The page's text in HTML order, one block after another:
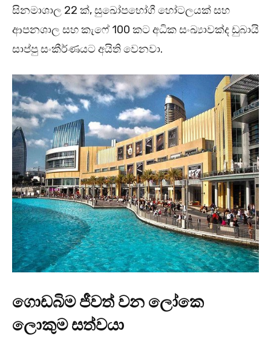
සිනමාශාල 22 ක්, සුඛෝපභෝගී හෝටලයක් සහ
ආපනශාල සහ කැෆේ 100 කට අධික සංඛ්‍යාවක්ද ඩුබායි
සාප්පු සංකීර්ණයට අයිති වෙනවා.
ගොඩබිම ජීවත් වන ලෝකෙ
ලොකුම සත්වයා